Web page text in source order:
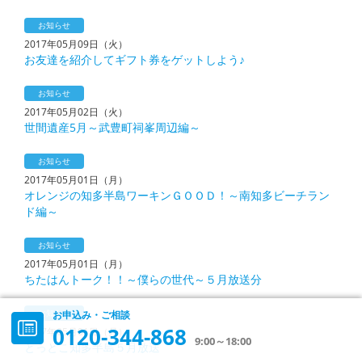
お申込み・ご相談
0120-344-868 9:00～18:00
お知らせ
2017年05月09日（火）
お友達を紹介してギフト券をゲットしよう♪
お知らせ
2017年05月02日（火）
世間遺産5月～武豊町祠峯周辺編～
お知らせ
2017年05月01日（月）
オレンジの知多半島ワーキンＧＯＯＤ！～南知多ビーチラン
ド編～
お知らせ
2017年05月01日（月）
ちたはんトーク！！～僕らの世代～５月放送分
お知らせ
2017年05月01日（月）
とっとこ知多半島５月放送